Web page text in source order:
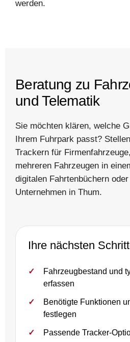
werden.
Beratung zu
und Telematik
Sie möchten klären, welche
Ihrem Fuhrpark passt?
Trackern für
mehreren Fahrzeugen in
digitalen Fahrtenbüchern
Unternehmen in Thum.
Ihre nächsten
Fahrzeugbestand und
erfassen
Benötigte Funktionen
festlegen
Passende Tracker-